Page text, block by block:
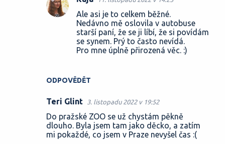
ODPOVĚDĚT
Ale asi je to celkem běžné.
Nedávno mě oslovila v autobuse
starší paní, že se ji líbí, že si povídám
se synem. Prý to často nevídá.
Pro mne úplně přirozená věc. :)
Teri Glint 3. listopadu 2022 v 19:52
Do pražské ZOO se už chystám pěkně
dlouho. Byla jsem tam jako děcko, a zatím
mi pokaždé, co jsem v Praze nevyšel čas :(